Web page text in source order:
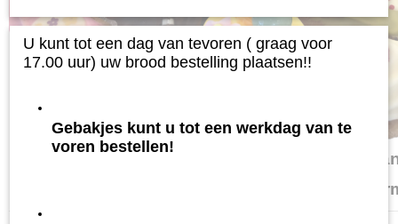
Opgespoten
U kunt tot een dag van tevoren ( graag voor
17.00 uur) uw brood bestelling plaatsen!!
Gebakjes kunt u tot een werkdag van te
voren bestellen!